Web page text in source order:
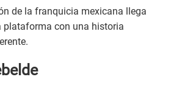
de la franquicia mexicana llega
plataforma con una historia